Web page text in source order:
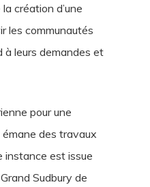
création d’une
les communautés
à leurs demandes et
pour une
des travaux
instance est issue
Sudbury de